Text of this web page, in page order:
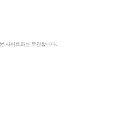
사이트와는 무관합니다.